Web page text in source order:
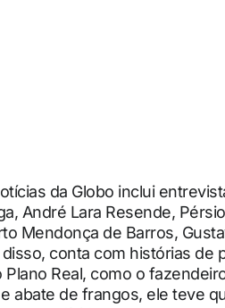
da Globo inclui
André Lara Resende,
Mendonça de Barros,
conta com histórias de
Real, como o
abate de frangos, ele teve